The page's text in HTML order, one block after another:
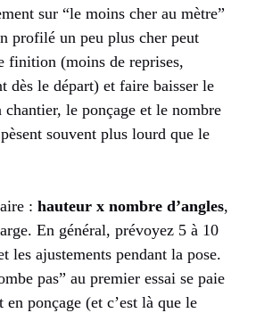
sur “le moins cher au mètre”
profilé un peu plus cher peut
finition (moins de reprises,
dès le départ) et faire baisser le
le ponçage et le nombre
souvent plus lourd que le
: hauteur x nombre d’angles,
En général, prévoyez 5 à 10
les ajustements pendant la pose.
pas” au premier essai se paie
en ponçage (et c’est là que le